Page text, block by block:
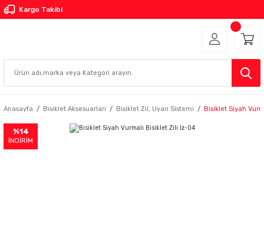
Kargo Takibi
Anasayfa Bisiklet Aksesuarları Bisiklet Zil, Uyarı Sistemi Bisiklet Siyah
%14
İNDİRİM